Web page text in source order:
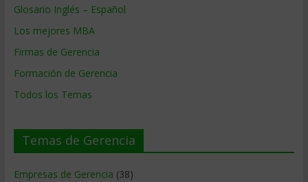
Glosario Inglés – Español
Los mejores MBA
Firmas de Gerencia
Formación de Gerencia
Todos los Temas
Temas de Gerencia
Empresas de Gerencia (38)